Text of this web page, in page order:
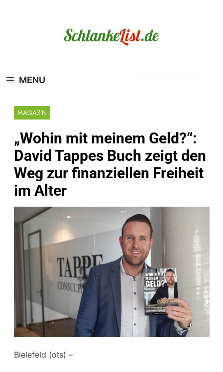
MENU
MAGAZIN
„Wohin mit meinem Geld?“:
David Tappes Buch zeigt den
Weg zur finanziellen Freiheit
im Alter
Bielefeld (ots) –